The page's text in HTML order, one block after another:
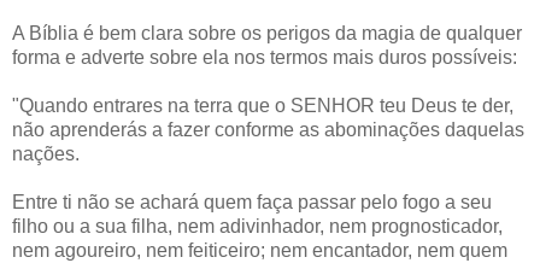
A Bíblia é bem clara sobre os perigos da magia de qualquer
forma e adverte sobre ela nos termos mais duros possíveis:
"Quando entrares na terra que o SENHOR teu Deus te der,
não aprenderás a fazer conforme as abominações daquelas
nações.
Entre ti não se achará quem faça passar pelo fogo a seu
filho ou a sua filha, nem adivinhador, nem prognosticador,
nem agoureiro, nem feiticeiro; nem encantador, nem quem